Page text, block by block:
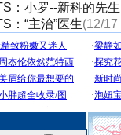
：小罗--新科的先生
：“主治”医生(12/17